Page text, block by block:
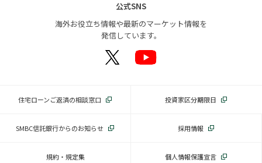
公式SNS
海外お役立ち情報や最新のマーケット情報を
発信しています。
住宅ローンご返済の相談窓口 投資家区分期限日
SMBC信託銀行からのお知らせ 採用情報
規約・規定集 個人情報保護宣言